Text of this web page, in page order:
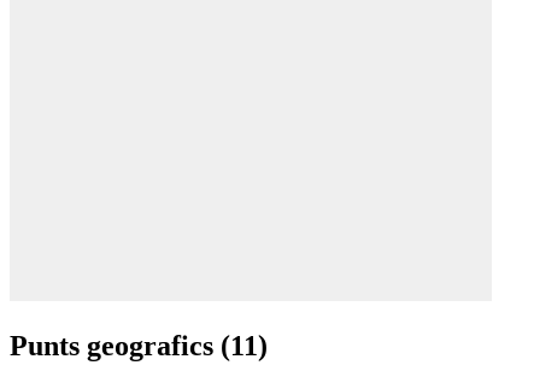
Punts geografics (11)